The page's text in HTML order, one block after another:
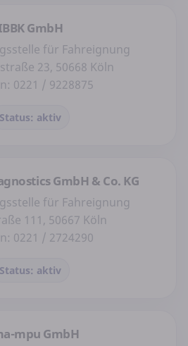
GmbH
für Fahreignung
23, 50668 Köln
0221 / 9228875
Status: aktiv
GmbH & Co. KG
für Fahreignung
111, 50667 Köln
0221 / 2724290
Status: aktiv
mpu GmbH